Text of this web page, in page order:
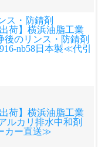
ス・防錆剤
荷】横浜油脂工業
後のリンス・防錆剤
nb58日本製≪代引
荷】横浜油脂工業
ルカリ排水中和剤
カー直送≫